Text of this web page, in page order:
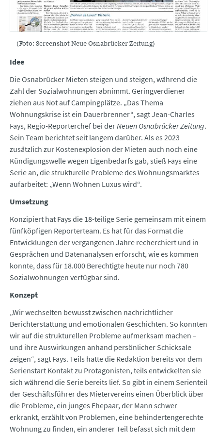
(Foto: Screenshot Neue Osnabrücker Zeitung)
Idee
Die Osnabrücker Mieten steigen und steigen, während die
Zahl der Sozialwohnungen abnimmt. Geringverdiener
ziehen aus Not auf Campingplätze. „Das Thema
Wohnungskrise ist ein Dauerbrenner“, sagt Jean-Charles
Fays, Regio-Reporterchef bei derNeuen Osnabrücker Zeitung.
Sein Team berichtet seit langem darüber. Als es 2023
zusätzlich zur Kostenexplosion der Mieten auch noch eine
Kündigungswelle wegen Eigenbedarfs gab, stieß Fays eine
Serie an, die strukturelle Probleme des Wohnungsmarktes
aufarbeitet: „Wenn Wohnen Luxus wird“.
Umsetzung
Konzipiert hat Fays die 18-teilige Serie gemeinsam mit einem
fünfköpfigen Reporterteam. Es hat für das Format die
Entwicklungen der vergangenen Jahre recherchiert und in
Gesprächen und Datenanalysen erforscht, wie es kommen
konnte, dass für 18.000 Berechtigte heute nur noch 780
Sozialwohnungen verfügbar sind.
Konzept
„Wir wechselten bewusst zwischen nachrichtlicher
Berichterstattung und emotionalen Geschichten. So konnten
wir auf die strukturellen Probleme aufmerksam machen –
und ihre Auswirkungen anhand persönlicher Schicksale
zeigen“, sagt Fays. Teils hatte die Redaktion bereits vor dem
Serienstart Kontakt zu Protagonisten, teils entwickelten sie
sich während die Serie bereits lief. So gibt in einem Serienteil
der Geschäftsführer des Mietervereins einen Überblick über
die Probleme, ein junges Ehepaar, der Mann schwer
erkrankt, erzählt von Problemen, eine behindertengerechte
Wohnung zu finden, ein anderer Teil befasst sich mit dem